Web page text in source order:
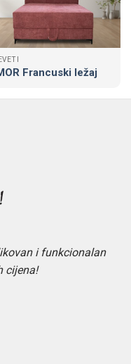
Francuski ležaj
i funkcionalan
cijena!